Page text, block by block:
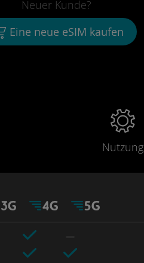
Neuer Kunde?
Eine neue eSIM kaufen
Nutzung